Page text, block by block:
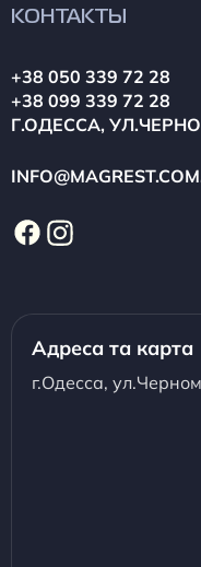
КОНТАКТЫ
+38 050 339 72 28
+38 099 339 72 28
Г.ОДЕССА,
Адреса та карта
г.Одесса,